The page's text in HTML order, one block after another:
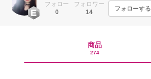
フォロー
0
フォロワー
14
フォローする
商品
274